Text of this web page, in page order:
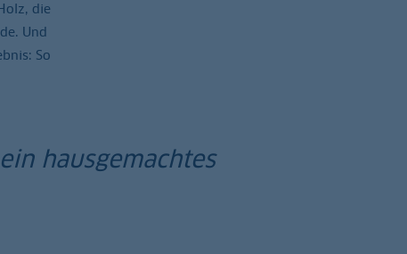
die
Und
So
hausgemachtes